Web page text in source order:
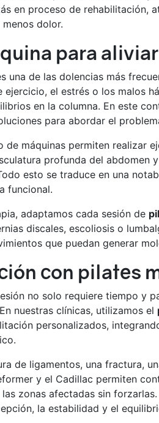
en proceso de rehabilitación,
dolor.
para
una de las dolencias más
ejercicio, el estrés o los malos
en la columna. En este
para abordar el
de máquinas permiten realizar
profunda del abdomen
esto se traduce en una
funcional.
adaptamos cada sesión de
discales, escoliosis o
que puedan generar
con pilates
no solo requiere tiempo y
nuestras clínicas, utilizamos el
personalizados,
de ligamentos, una fractura,
y el Cadillac permiten
zonas afectadas sin forzarlas.
la estabilidad y el